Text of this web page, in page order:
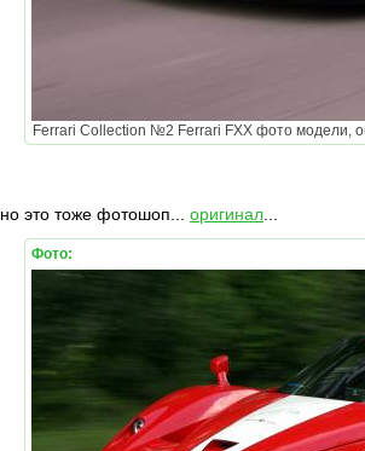
Ferrari Collection №2 Ferrari FXX фото модели,
но это тоже фотошоп... оригинал
Фото: